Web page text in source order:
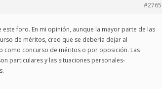
#2765
este foro. En mi opinión, aunque la mayor parte de las
de méritos, creo que se debería dejar al
como concurso de méritos o por oposición. Las
particulares y las situaciones personales-